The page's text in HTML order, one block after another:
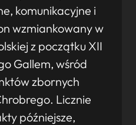
komunikacyjne i
wzmiankowany w
z początku XII
Gallem, wśród
zbornych
Licznie
późniejsze,